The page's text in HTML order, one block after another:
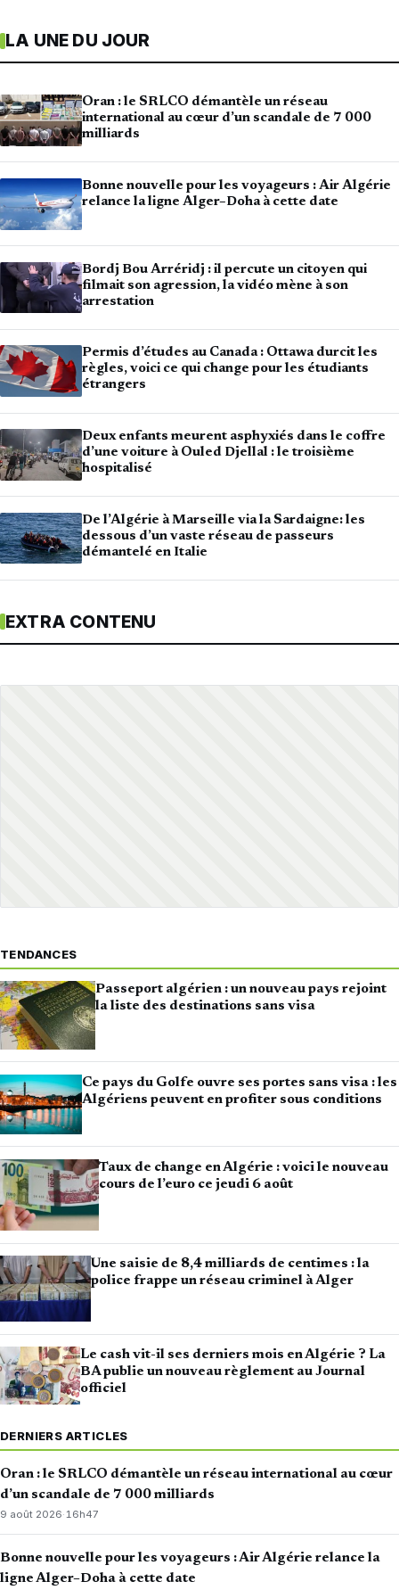
LA UNE DU JOUR
Oran : le SRLCO démantèle un réseau
international au cœur d’un scandale de 7 000
milliards
Bonne nouvelle pour les voyageurs : Air Algérie
relance la ligne Alger–Doha à cette date
Bordj Bou Arréridj : il percute un citoyen qui
filmait son agression, la vidéo mène à son
arrestation
Permis d’études au Canada : Ottawa durcit les
règles, voici ce qui change pour les étudiants
étrangers
Deux enfants meurent asphyxiés dans le coffre
d’une voiture à Ouled Djellal : le troisième
hospitalisé
De l’Algérie à Marseille via la Sardaigne: les
dessous d’un vaste réseau de passeurs
démantelé en Italie
EXTRA CONTENU
TENDANCES
Passeport algérien : un nouveau pays rejoint
la liste des destinations sans visa
Ce pays du Golfe ouvre ses portes sans visa : les
Algériens peuvent en profiter sous conditions
Taux de change en Algérie : voici le nouveau
cours de l’euro ce jeudi 6 août
Une saisie de 8,4 milliards de centimes : la
police frappe un réseau criminel à Alger
Le cash vit-il ses derniers mois en Algérie ? La
BA publie un nouveau règlement au Journal
officiel
DERNIERS ARTICLES
Oran : le SRLCO démantèle un réseau international au cœur
d’un scandale de 7 000 milliards
9 août 2026·16h47
Bonne nouvelle pour les voyageurs : Air Algérie relance la
ligne Alger–Doha à cette date